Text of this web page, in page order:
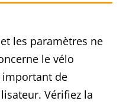
les paramètres ne
le vélo
de
Vérifiez la